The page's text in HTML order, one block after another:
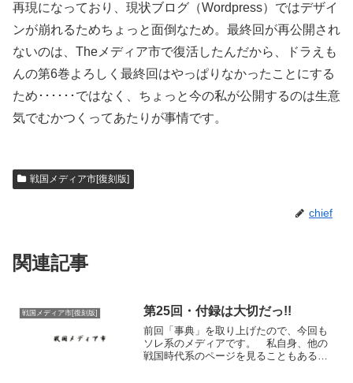
再現になっており、現状ブログ（Wordpress）ではデザイ
ンが崩れるためちょっと面倒なため。最終回が再公開され
ないのは、Theメディア市で復活したんだから、ドラえも
んの第6巻よろしく最終回はやっぱりなかったことにする
ため･･････ではなく、ちょっと今の私が公開するのは生意
気でむかつくってあたりが事情です。
戦国メディア市[復刻版]
chief
関連記事
戦国メディア市[復刻版] 第25回・付録は大切だっ!!
前回「事典」を取り上げたので、今回も
ソレ系のメディアです。 私自身、他の
戦国時代系のページを見ることもあるの